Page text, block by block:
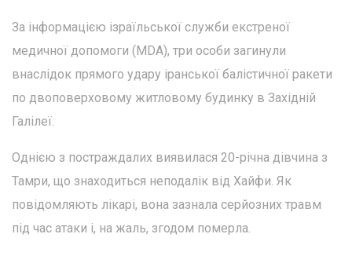
За інформацією ізраїльської служби екстреної
медичної допомоги (MDA), три особи загинули
внаслідок прямого удару іранської балістичної ракети
по двоповерховому житловому будинку в Західній
Галілеї.
Однією з постраждалих виявилася 20-річна дівчина з
Тамри, що знаходиться неподалік від Хайфи. Як
повідомляють лікарі, вона зазнала серйозних травм
під час атаки і, на жаль, згодом померла.